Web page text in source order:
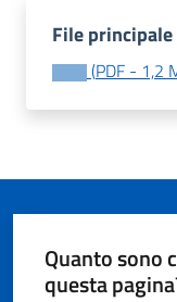
Tutti
Seguici
File principale
(PDF - 1,2
Quanto sono
questa